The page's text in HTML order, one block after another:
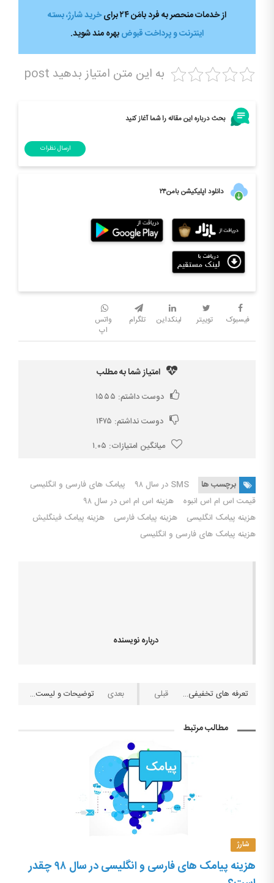
از خدمات منحصر به فرد بامَن ۲۴ برای
خرید شارژ، بسته
اینترنت و پرداخت قبوضبهره ­مند شوید.
به این متن امتیاز بدهید post
بحث درباره این مقاله را شما آغاز کنید
ارسال نظرات
دانلود اپلیکیشن بامن۲۴
فیسبوک توییتر لینکداین تلگرام
واتس
اپ
امتیاز شما به مطلب
دوست داشتم: ۱۵۵۵
دوست نداشتم: ۱۴۷۵
میانگین امتیازات: ۱.۰۵
برچسب ها SMS در سال ۹۸
پیامک های فارسی و انگلیسی
قیمت اس ام اس انبوه
هزینه اس ام اس در سال ۹۸
هزینه پیامک انگلیسی
هزینه پیامک فارسی
هزینه پیامک فینگلیش
هزینه پیامک های فارسی و انگلیسی
درباره نویسنده
تعرفه های تخفيفی سیم کارت‌های رایتل در سرویس رومینگ بین الملل توضیحات و لیست خدمات کد دستوری #۱* در اپراتور همراه اول
مطالب مرتبط
شارژ
هزینه پیامک های فارسی و انگلیسی در سال ۹۸ چقدر